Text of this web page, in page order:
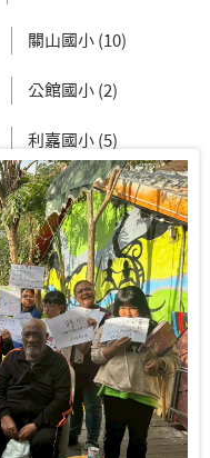
關山國小 (10)
公館國小 (2)
利嘉國小 (5)
小 (2)